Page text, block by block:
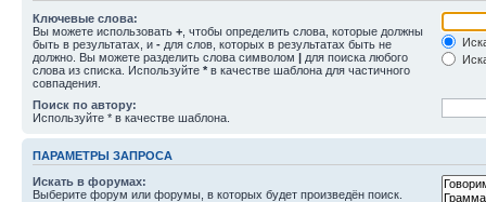
Ключевые слова:
Вы можете использовать + , чтобы определить слова, которые должны
быть в результатах, и - для слов, которых в результатах быть не
должно. Вы можете разделить слова символом | для поиска любого
слова из списка. Используйте * в качестве шаблона для частичного
совпадения.
Поиск по автору:
Используйте * в качестве шаблона.
ПАРАМЕТРЫ ЗАПРОСА
Искать в форумах:
Выберите форум или форумы, в которых будет произведён поиск.